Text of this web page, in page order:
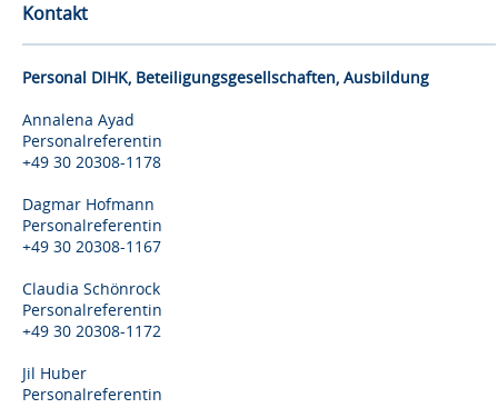
Kontakt
Personal DIHK, Beteiligungsgesellschaften, Ausbildung
Annalena Ayad
Personalreferentin
+49 30 20308-1178
Dagmar Hofmann
Personalreferentin
+49 30 20308-1167
Claudia Schönrock
Personalreferentin
+49 30 20308-1172
Jil Huber
Personalreferentin